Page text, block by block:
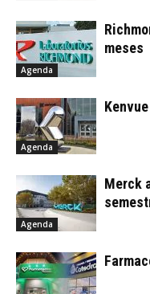
Agenda
meses
Agenda
Agenda
Merck